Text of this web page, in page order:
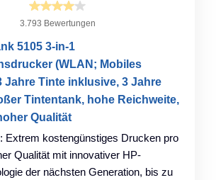
3.793 Bewertungen
5105 3-in-1
(WLAN; Mobiles
Jahre Tinte inklusive, 3 Jahre
Tintentank, hohe Reichweite,
Qualität
Extrem kostengünstiges Drucken pro
Qualität mit innovativer HP-
der nächsten Generation, bis zu